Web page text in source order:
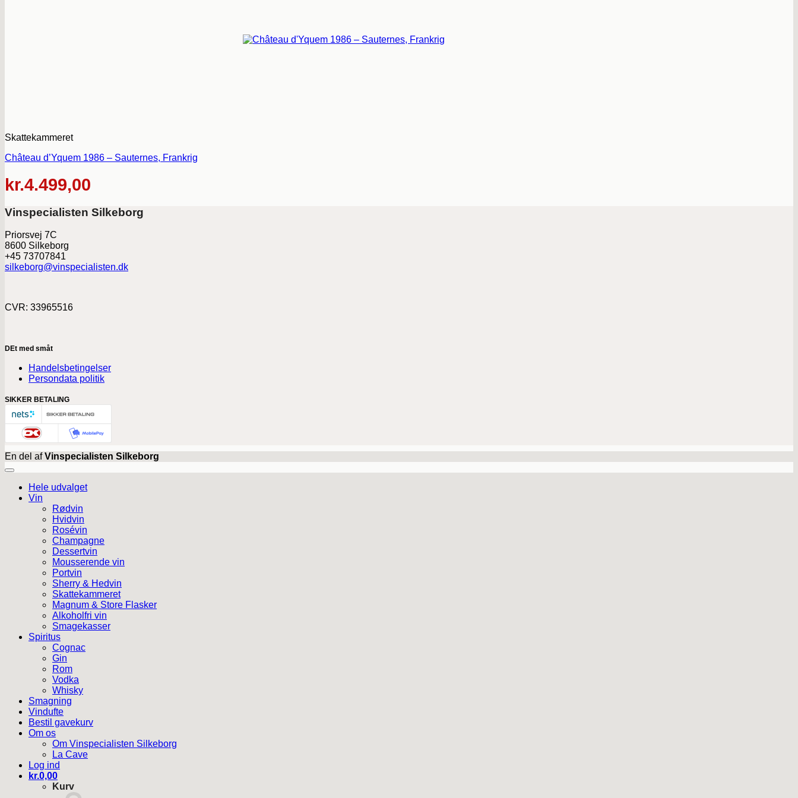
Skattekammeret
Château d’Yquem 1986 – Sauternes, Frankrig
kr.4.499,00
Vinspecialisten Silkeborg
Priorsvej 7C
8600 Silkeborg
+45 73707841
silkeborg@vinspecialisten.dk
CVR: 33965516
DEt med småt
Handelsbetingelser
Persondata politik
SIKKER BETALING
En del afVinspecialisten Silkeborg
Hele udvalget
Vin
Rødvin
Hvidvin
Rosévin
Champagne
Dessertvin
Mousserende vin
Portvin
Sherry & Hedvin
Skattekammeret
Magnum & Store Flasker
Alkoholfri vin
Smagekasser
Spiritus
Cognac
Gin
Rom
Vodka
Whisky
Smagning
Vindufte
Bestil gavekurv
Om os
Om Vinspecialisten Silkeborg
La Cave
Log ind
kr.0,00
Kurv